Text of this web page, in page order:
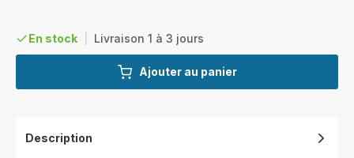
En stock Livraison 1 à 3 jours
Ajouter au panier
Description